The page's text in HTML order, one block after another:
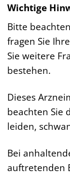
Wichtige
Bitte
fragen Sie
Sie weitere
bestehen.
Dieses
beachten Sie
leiden,
Bei
auftretenden